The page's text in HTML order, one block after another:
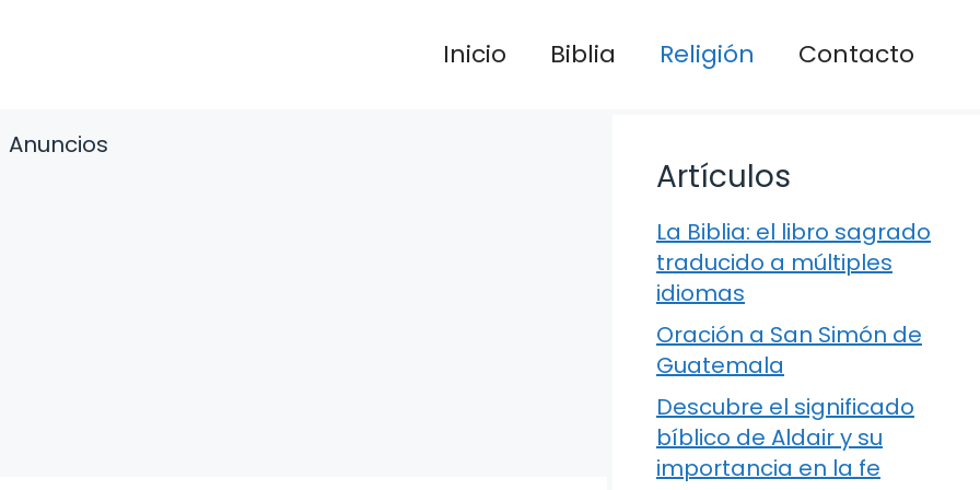
Inicio Biblia Religión Contacto
Anuncios
Artículos
La Biblia: el libro sagrado
traducido a múltiples
idiomas
Oración a San Simón de
Guatemala
Descubre el significado
bíblico de Aldair y su
importancia en la fe